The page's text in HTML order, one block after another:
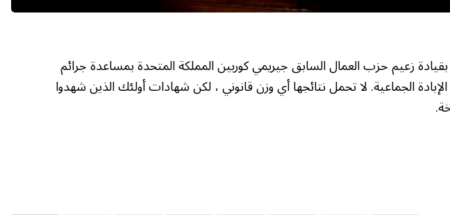
زعيم حزب العمال السابق جيريمي كوربين المملكة المتحدة بمساعدة جرائم
الجماعية. لا تحمل نتائجها أي وزن قانوني ، لكن شهادات أولئك الذين شهدوا